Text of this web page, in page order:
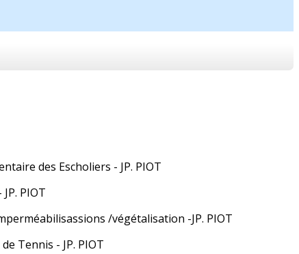
des Escholiers - JP. PIOT
PIOT
/végétalisation -JP. PIOT
Tennis - JP. PIOT